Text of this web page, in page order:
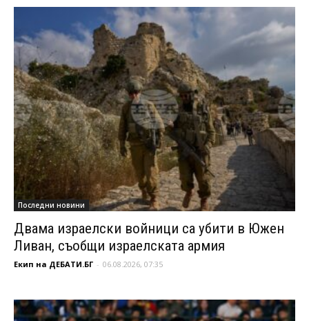
Последни новини
Двама израелски войници са убити в Южен
Ливан, съобщи израелската армия
Екип на ДЕБАТИ.БГ - 06.08.2026, 07:35